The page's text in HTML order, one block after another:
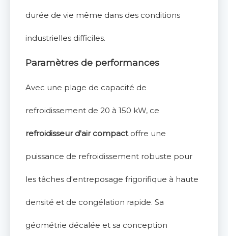
durée de vie même dans des conditions
industrielles difficiles.
Paramètres de performances
Avec une plage de capacité de
refroidissement de 20 à 150 kW, ce
refroidisseur d'air compact offre une
puissance de refroidissement robuste pour
les tâches d'entreposage frigorifique à haute
densité et de congélation rapide. Sa
géométrie décalée et sa conception